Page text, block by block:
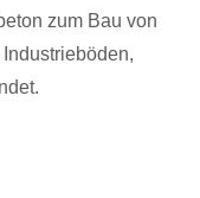
zum Bau von